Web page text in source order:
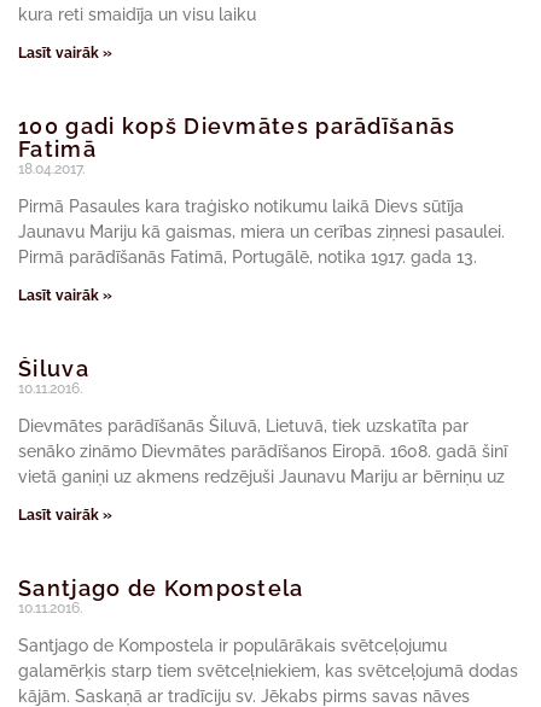
kura reti smaidīja un visu laiku
Lasīt vairāk »
100 gadi kopš Dievmātes parādīšanās
Fatimā
18.04.2017.
Pirmā Pasaules kara traģisko notikumu laikā Dievs sūtīja
Jaunavu Mariju kā gaismas, miera un cerības ziņnesi pasaulei.
Pirmā parādīšanās Fatimā, Portugālē, notika 1917. gada 13.
Lasīt vairāk »
Šiluva
10.11.2016.
Dievmātes parādīšanās Šiluvā, Lietuvā, tiek uzskatīta par
senāko zināmo Dievmātes parādīšanos Eiropā. 1608. gadā šinī
vietā ganiņi uz akmens redzējuši Jaunavu Mariju ar bērniņu uz
Lasīt vairāk »
Santjago de Kompostela
10.11.2016.
Santjago de Kompostela ir populārākais svētceļojumu
galamērķis starp tiem svētceļniekiem, kas svētceļojumā dodas
kājām. Saskaņā ar tradīciju sv. Jēkabs pirms savas nāves